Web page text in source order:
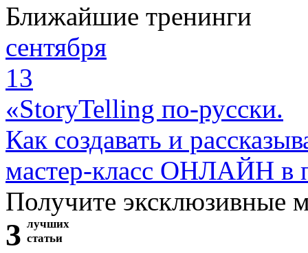
Ближайшие тренинги
сентября
13
«StoryTelling по-русски.
Как создавать и
мастер-класс ОНЛАЙН в
Получите эксклюзивные
3 лучших
статьи